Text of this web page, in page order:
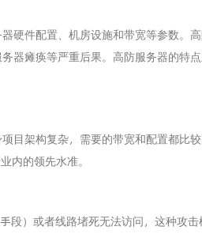
硬件配置、机房设施和带宽等参数。
器瘫痪等严重后果。高防服务器的特
目架构复杂，需要的带宽和配置都比
内的领先水准。
段）或者线路堵死无法访问，这种攻击